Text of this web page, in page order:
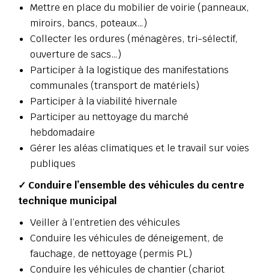
Mettre en place du mobilier de voirie (panneaux,
miroirs, bancs, poteaux…)
Collecter les ordures (ménagères, tri-sélectif,
ouverture de sacs…)
Participer à la logistique des manifestations
communales (transport de matériels)
Participer à la viabilité hivernale
Participer au nettoyage du marché
hebdomadaire
Gérer les aléas climatiques et le travail sur voies
publiques
✓ Conduire l’ensemble des véhicules du centre
technique municipal
Veiller à l’entretien des véhicules
Conduire les véhicules de déneigement, de
fauchage, de nettoyage (permis PL)
Conduire les véhicules de chantier (chariot